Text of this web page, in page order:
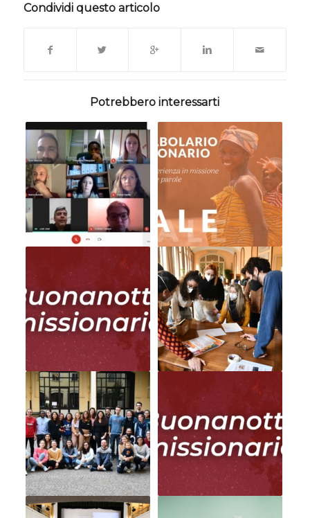
Condividi questo articolo
Potrebbero interessarti